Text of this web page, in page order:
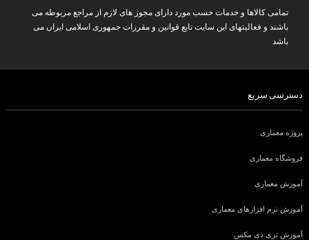
تمامی کالاها و خدمات حسب مورد دارای مجوز های لازم از مراجع مربوطه می
باشند و فعالیتهای این سایت تابع قوانین و مقررات جمهوری اسلامی ایران می
باشد
دسترسی سریع
پروژه معماری
فروشگاه معماری
آموزش معماری
آموزش نرم افزارهای معماری
آموزش تری دی مکس